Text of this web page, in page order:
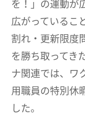
を！」の運動が
広がっているこ
割れ・更新限度
を勝ち取ってき
ナ関連では、ワ
用職員の特別休
した。